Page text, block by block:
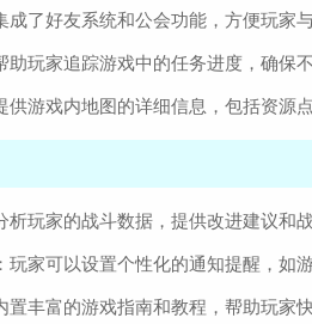
成了好友系统和公会功能，方便玩家
助玩家追踪游戏中的任务进度，确保
供游戏内地图的详细信息，包括资源
析玩家的战斗数据，提供改进建议和
玩家可以设置个性化的通知提醒，如
置丰富的游戏指南和教程，帮助玩家